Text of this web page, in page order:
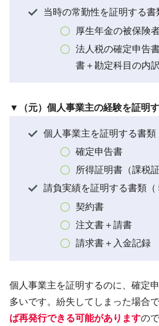
当時の常勤性を証明する書
厚生年金の被保険
法人税の確定申告
書＋勘定科目の内訳
▼（元）個人事業主の経験を証明
個人事業主を証明する書類
確定申告書
所得証明書（課税証
請負実績を証明する書類（
契約書
注文書＋請書
請求書＋入金記録
個人事業主を証明するのに、確定
多いです。紛失してしまった場合で
ば再発行できる可能がありますの